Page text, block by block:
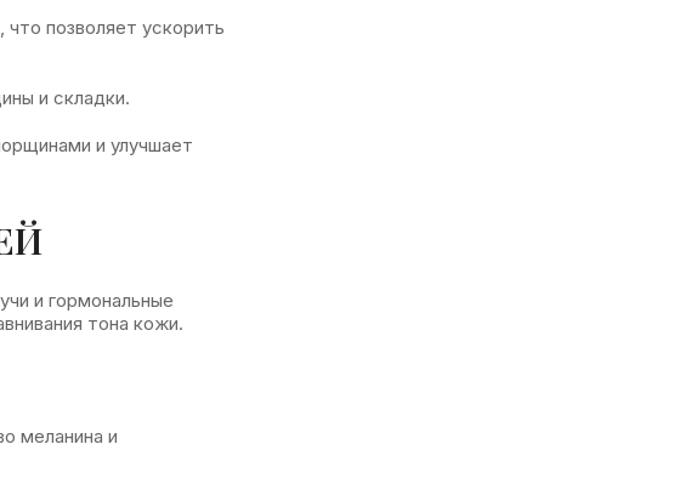
позволяет ускорить
и складки.
и улучшает
и гормональные
тона кожи.
меланина и